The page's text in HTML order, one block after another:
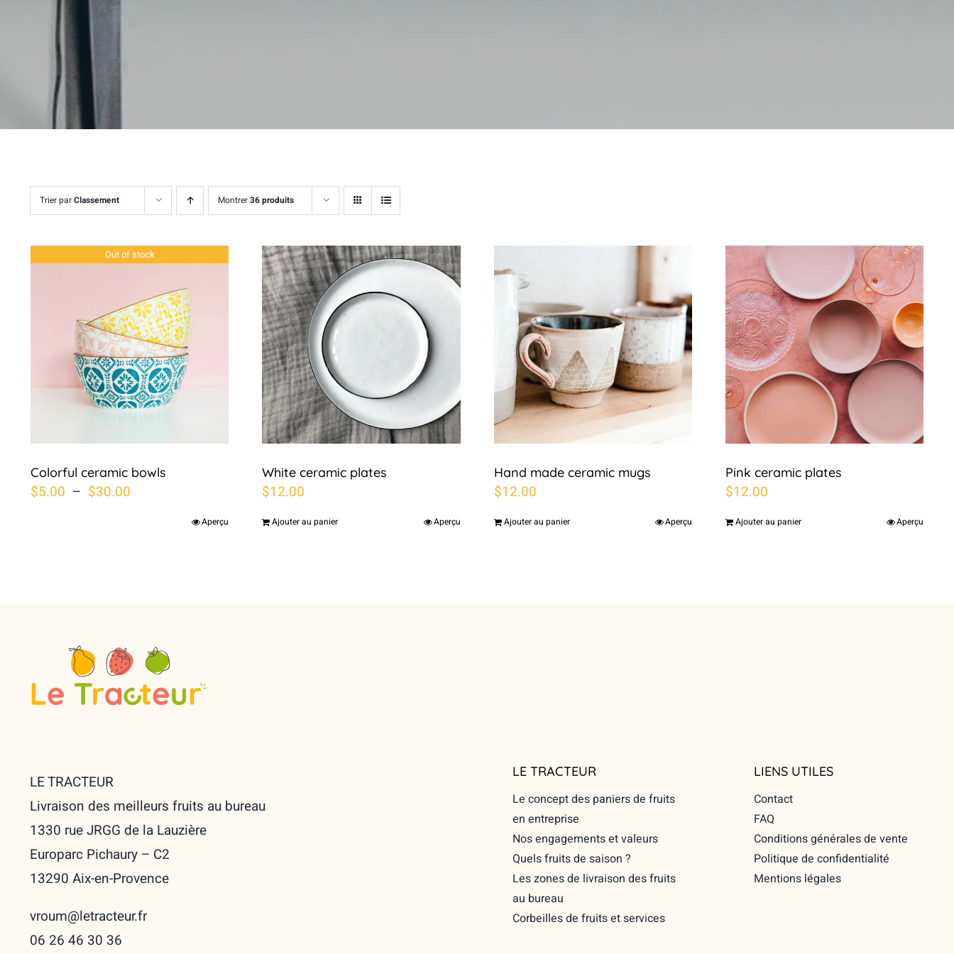
Trier parClassement Montrer36 produits
Out of stock
Colorful ceramic bowls
$5.00 – $30.00
Aperçu
White ceramic plates
$12.00
Ajouter au panier Aperçu
Hand made ceramic mugs
$12.00
Ajouter au panier Aperçu
Pink ceramic plates
$12.00
Ajouter au panier Aperçu
LE TRACTEUR
Livraison des meilleurs fruits au bureau
1330 rue JRGG de la Lauzière
Europarc Pichaury – C2
13290 Aix-en-Provence
vroum@letracteur.fr
06 26 46 30 36
LE TRACTEUR
Le concept des paniers de fruits
en entreprise
Nos engagements et valeurs
Quels fruits de saison ?
Les zones de livraison des fruits
au bureau
Corbeilles de fruits et services
LIENS UTILES
Contact
FAQ
Conditions générales de vente
Politique de confidentialité
Mentions légales